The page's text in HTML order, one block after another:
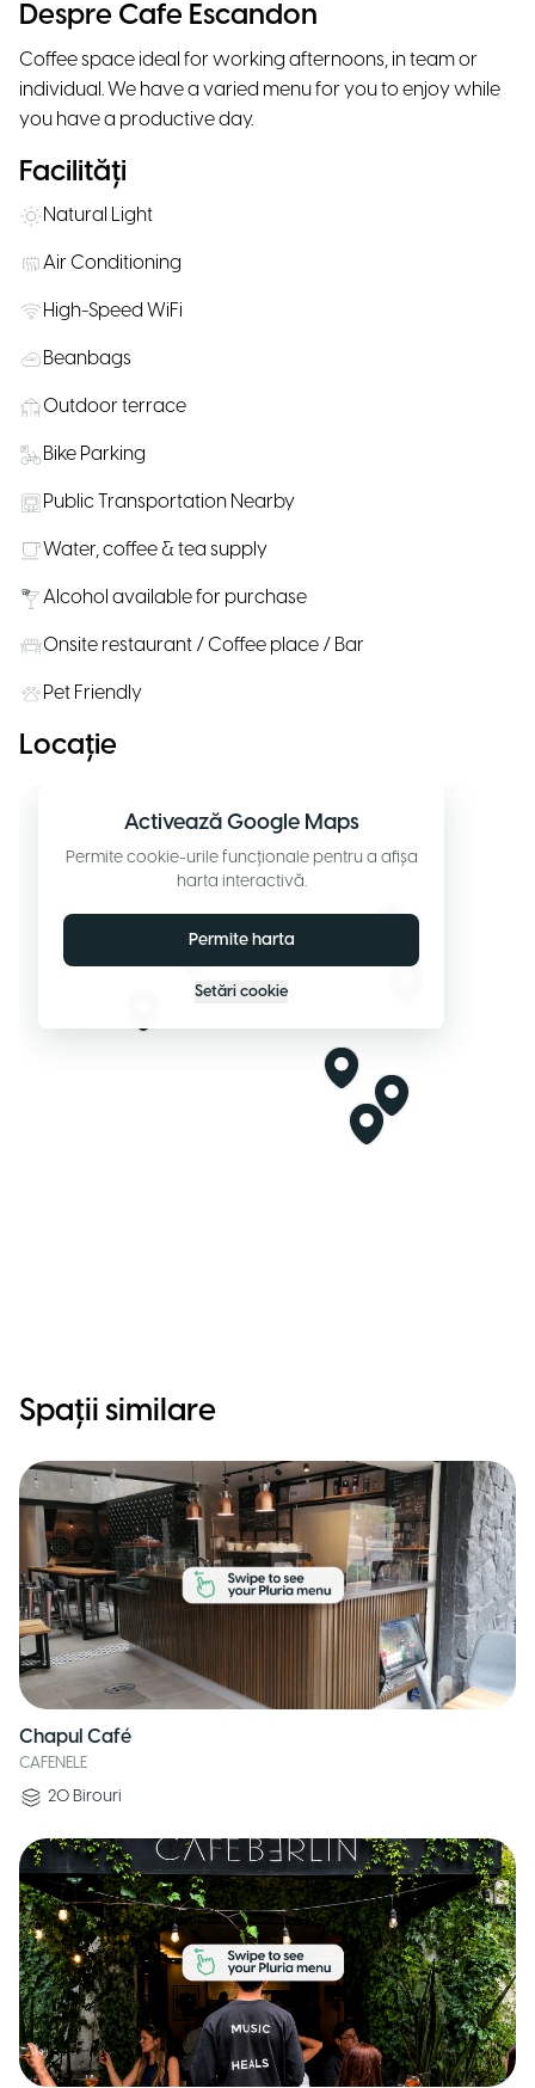
Despre Cafe Escandon
Coffee space ideal for working afternoons, in team or
individual. We have a varied menu for you to enjoy while
you have a productive day.
Facilități
Natural Light
Air Conditioning
High-Speed WiFi
Beanbags
Outdoor terrace
Bike Parking
Public Transportation Nearby
Water, coffee & tea supply
Alcohol available for purchase
Onsite restaurant / Coffee place / Bar
Pet Friendly
Locație
Activează Google Maps
Permite cookie-urile funcționale pentru a afișa
harta interactivă.
Permite harta
Setări cookie
Spații similare
Chapul Café
CAFENELE
20 Birouri